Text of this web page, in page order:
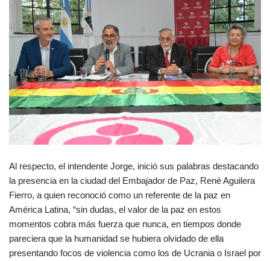
Al respecto, el intendente Jorge, inició sus palabras destacando
la presencia en la ciudad del Embajador de Paz, René Aguilera
Fierro, a quien reconoció como un referente de la paz en
América Latina, “sin dudas, el valor de la paz en estos
momentos cobra más fuerza que nunca, en tiempos donde
pareciera que la humanidad se hubiera olvidado de ella
presentando focos de violencia como los de Ucrania o Israel por